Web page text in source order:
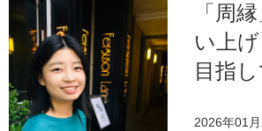
「周
い上
目指し
2026年01月